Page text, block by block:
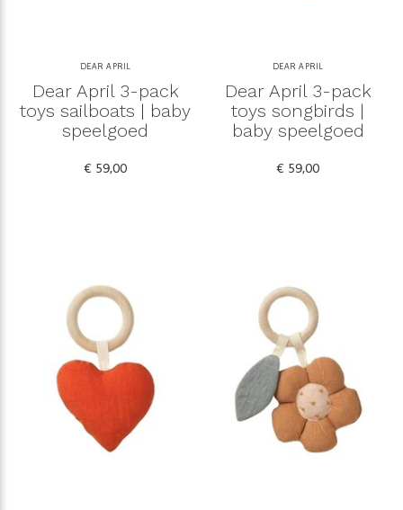
DEAR APRIL
Dear April 3-pack
toys sailboats | baby
speelgoed
€ 59,00
DEAR APRIL
Dear April 3-pack
toys songbirds |
baby speelgoed
€ 59,00